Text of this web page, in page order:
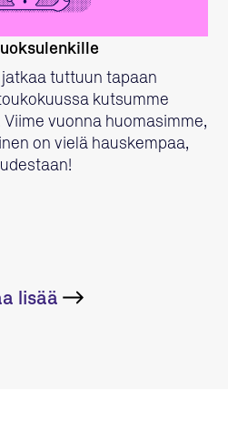
tuttuun tapaan
kutsumme
vuonna huomasimme,
on vielä hauskempaa,
lisää